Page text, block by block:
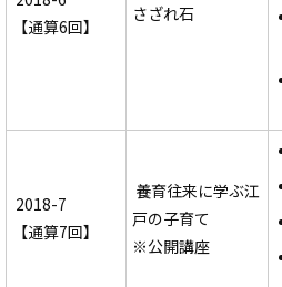
【通算6回】
さざれ石
2018-7
【通算7回】
養育往来に学ぶ江
戸の子育て
※公開講座